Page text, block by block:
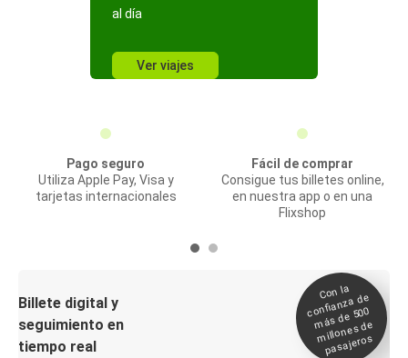
al día
Ver viajes
Pago seguro
Utiliza Apple Pay, Visa y
tarjetas internacionales
Fácil de comprar
Consigue tus billetes online,
en nuestra app o en una
Flixshop
Billete digital y
seguimiento en
tiempo real
Con la
confianza de
más de 500
millones de
pasajeros